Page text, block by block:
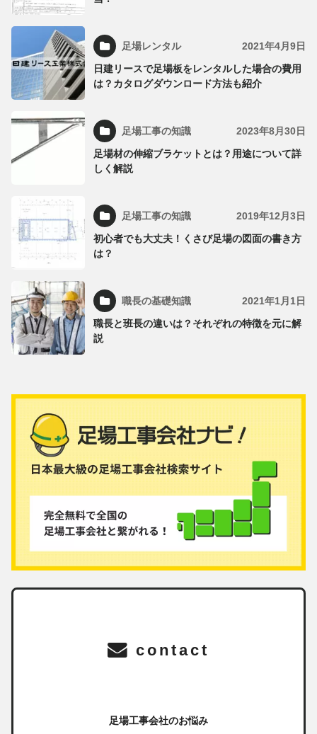
足場レンタル 2021年4月9日
日建リースで足場板をレンタルした場合の費用
は？カタログダウンロード方法も紹介
足場工事の知識 2023年8月30日
足場材の伸縮ブラケットとは？用途について詳
しく解説
足場工事の知識 2019年12月3日
初心者でも大丈夫！くさび足場の図面の書き方
は？
職長の基礎知識 2021年1月1日
職長と班長の違いは？それぞれの特徴を元に解
説
contact
足場工事会社のお悩み